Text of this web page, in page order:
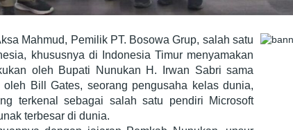
Mahmud, Pemilik PT. Bosowa Grup, salah satu
khususnya di Indonesia Timur menyamakan
oleh Bupati Nunukan H. Irwan Sabri sama
Bill Gates, seorang pengusaha kelas dunia,
terkenal sebagai salah satu pendiri Microsoft
terbesar di dunia.